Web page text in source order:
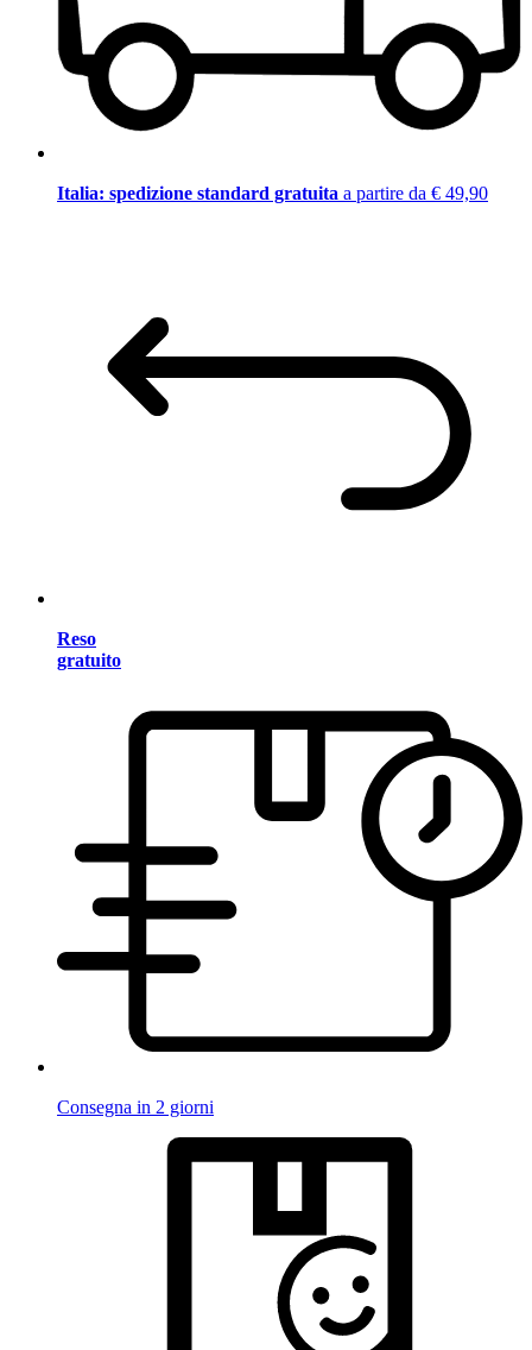
Italia: spedizione standard gratuita a partire da € 49,90
Reso
gratuito
Consegna in 2 giorni